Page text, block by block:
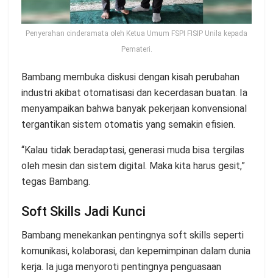
Penyerahan cinderamata oleh Ketua Umum FSPI FISIP Unila kepada
Pemateri.
Bambang membuka diskusi dengan kisah perubahan
industri akibat otomatisasi dan kecerdasan buatan. Ia
menyampaikan bahwa banyak pekerjaan konvensional
tergantikan sistem otomatis yang semakin efisien.
“Kalau tidak beradaptasi, generasi muda bisa tergilas
oleh mesin dan sistem digital. Maka kita harus gesit,”
tegas Bambang.
Soft Skills Jadi Kunci
Bambang menekankan pentingnya soft skills seperti
komunikasi, kolaborasi, dan kepemimpinan dalam dunia
kerja. Ia juga menyoroti pentingnya penguasaan